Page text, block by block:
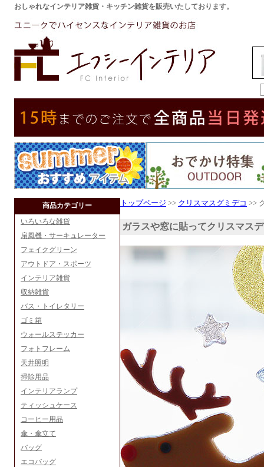
おしゃれなインテリア雑貨・キッチン雑貨を販売いたしております。
商品カテゴリー
いろいろな雑貨
扇風機・サーキュレーター
フェイクグリーン
アウトドア・スポーツ
インテリア雑貨
収納雑貨
バス・トイレタリー
ゴミ箱
ウォールステッカー
フォトフレーム
天井照明
掃除用品
インテリアランプ
ティッシュケース
コーヒー用品
傘・傘立て
バッグ
エコバッグ
トップページ >> クリスマスグミデコ >>
ガラスや窓に貼ってクリスマス